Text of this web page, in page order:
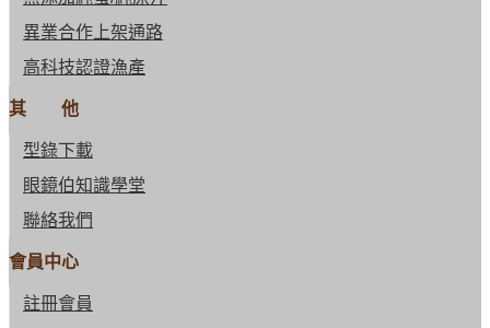
異業合作上架通路
高科技認證漁產
其 他
型錄下載
眼鏡伯知識學堂
聯絡我們
會員中心
註冊會員